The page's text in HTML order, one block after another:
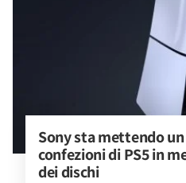
Sony sta mettendo
confezioni di PS5 in
dei dischi